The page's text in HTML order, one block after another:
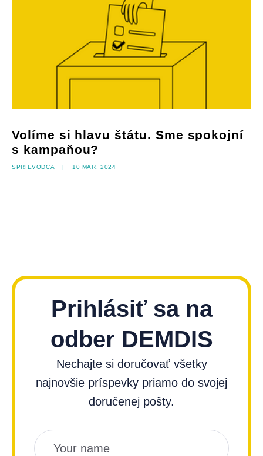
Volíme si hlavu štátu. Sme spokojní
s kampaňou?
Sprievodca | 10 mar, 2024
Prihlásiť sa na
odber DEMDIS
Nechajte si doručovať všetky
najnovšie príspevky priamo do svojej
doručenej pošty.
Názov
Email